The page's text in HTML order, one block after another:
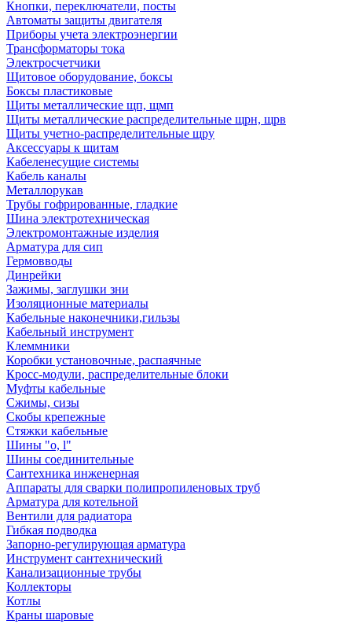
Кнопки, переключатели, посты
Автоматы защиты двигателя
Приборы учета электроэнергии
Трансформаторы тока
Электросчетчики
Щитовое оборудование, боксы
Боксы пластиковые
Щиты металлические щп, щмп
Щиты металлические распределительные щрн, щрв
Щиты учетно-распределительные щру
Аксессуары к щитам
Кабеленесущие системы
Кабель каналы
Металлорукав
Трубы гофрированные, гладкие
Шина электротехническая
Электромонтажные изделия
Арматура для сип
Гермовводы
Динрейки
Зажимы, заглушки зни
Изоляционные материалы
Кабельные наконечники,гильзы
Кабельный инструмент
Клеммники
Коробки установочные, распаячные
Кросс-модули, распределительные блоки
Муфты кабельные
Сжимы, сизы
Скобы крепежные
Стяжки кабельные
Шины "o, l"
Шины соединительные
Сантехника инженерная
Аппараты для сварки полипропиленовых труб
Арматура для котельной
Вентили для радиатора
Гибкая подводка
Запорно-регулирующая арматура
Инструмент сантехнический
Канализационные трубы
Коллекторы
Котлы
Краны шаровые